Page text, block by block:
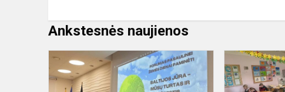
Ankstesnės naujienos
Gamtosauginis
forumas,
skirtas